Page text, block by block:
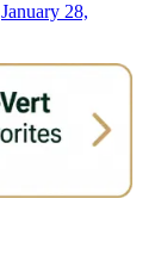
January 28,